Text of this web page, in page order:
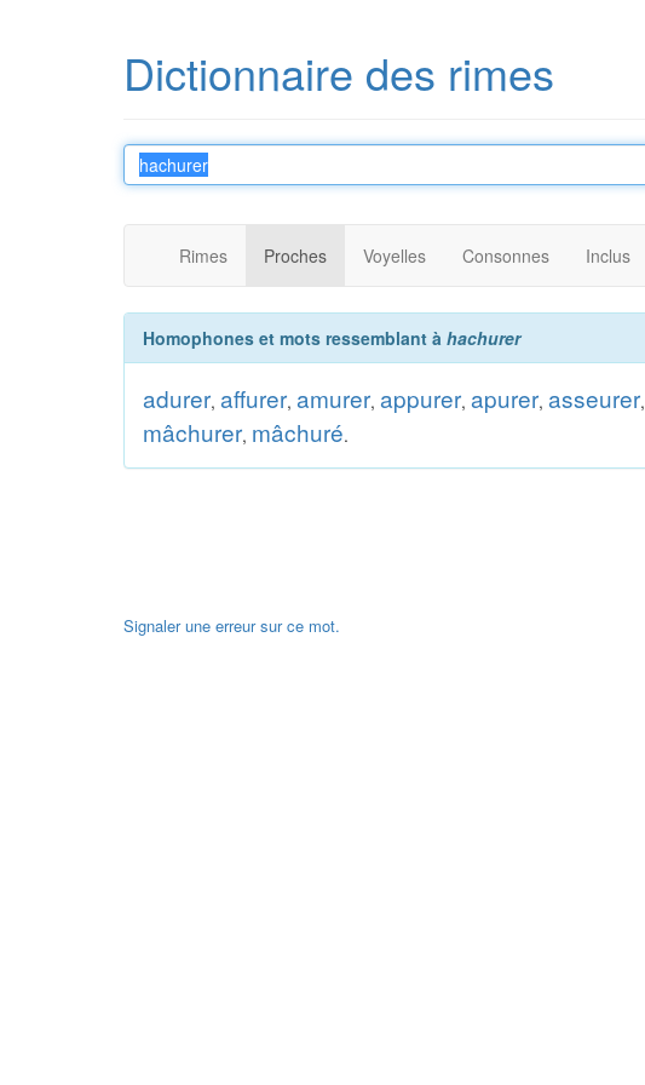
Dictionnaire des rimes
Rimes Proches Voyelles Consonnes Inclus
Homophones et mots ressemblant à hachurer
adurer, affurer, amurer, appurer, apurer, asseurer,
mâchurer, mâchuré.
Signaler une erreur sur ce mot.